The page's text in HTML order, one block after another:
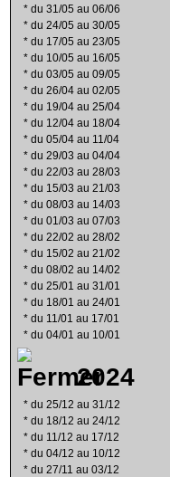
* du 31/05 au 06/06
* du 24/05 au 30/05
* du 17/05 au 23/05
* du 10/05 au 16/05
* du 03/05 au 09/05
* du 26/04 au 02/05
* du 19/04 au 25/04
* du 12/04 au 18/04
* du 05/04 au 11/04
* du 29/03 au 04/04
* du 22/03 au 28/03
* du 15/03 au 21/03
* du 08/03 au 14/03
* du 01/03 au 07/03
* du 22/02 au 28/02
* du 15/02 au 21/02
* du 08/02 au 14/02
* du 25/01 au 31/01
* du 18/01 au 24/01
* du 11/01 au 17/01
* du 04/01 au 10/01
2024
* du 25/12 au 31/12
* du 18/12 au 24/12
* du 11/12 au 17/12
* du 04/12 au 10/12
* du 27/11 au 03/12